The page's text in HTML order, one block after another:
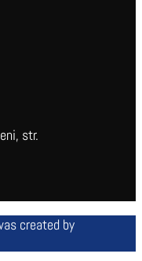
str.
created by